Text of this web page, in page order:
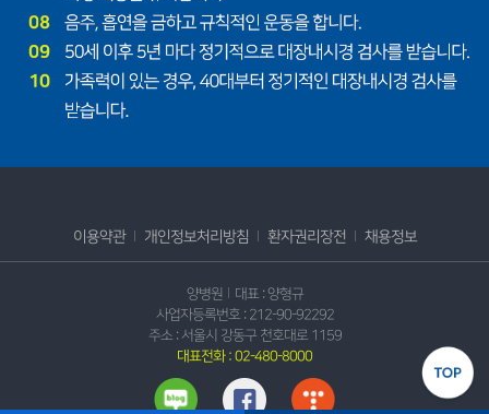
이용약관 개인정보처리방침 환자권리장전 채용정보
양병원
대표 : 양형규
사업자등록번호 : 212-90-92292
주소 : 서울시 강동구 천호대로 1159
대표전화 : 02-480-8000